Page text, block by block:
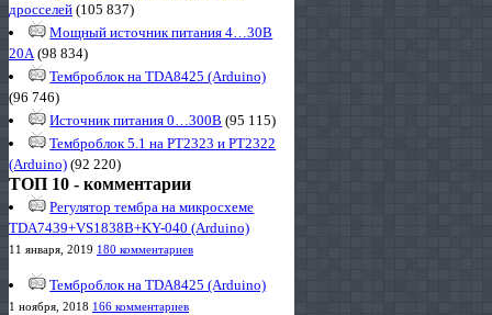
дросселей (105 837)
Мощный источник питания 4…30В
20А(98 834)
Темброблок на TDA8425 (Arduino)
(96 746)
Источник питания 0…300В (95 115)
Темброблок 5.1 на PT2323 и PT2322
(Arduino) (92 220)
ТОП 10 - комментарии
Регулятор тембра на микросхеме
TDA7439+VS1838B+KY-040 (Arduino)
11 января, 2019 180 комментариев
Темброблок на TDA8425 (Arduino)
1 ноября, 2018 166 комментариев